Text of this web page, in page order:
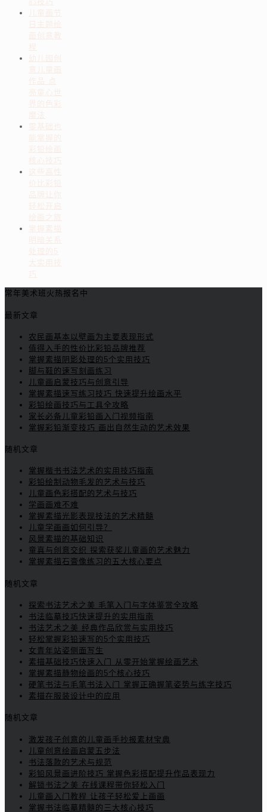
儿童画节
日主题绘
画创意教
程
幼儿园创
意儿童画
作品 点
亮童心世
界的色彩
魔法
零基础也
能掌握的
彩铅绘画
核心技巧
这些高性
价比彩铅
品牌让你
轻松开启
绘画之旅
掌握素描
明暗关系
处理的5
大实用技
巧
常年美术班火热报名中
最新文章
农民画基本以壁画为主要表现形式
值得入手的性价比彩铅品牌推荐
掌握素描阴影处理的5个实用技巧
脚与鞋的速写刻画练习
儿童画启蒙技巧与创意引导
掌握素描速写练习技巧 快速提升绘画水平
彩铅绘画技巧与工具全攻略
家长必备儿童彩铅画入门视频指南
掌握彩铅渐变技巧 画出自然生动的艺术效果
随机文章
掌握楷书书法艺术的实用技巧指南
彩铅绘制动物毛发的艺术与技巧
儿童画色彩搭配的艺术与技巧
学画画难不难
掌握素描光影表现技法的艺术精髓
儿童学画画如何引导？
风景素描的基础知识
童真与创意交织 探索获奖儿童画的艺术魅力
掌握素描石膏像练习的五大核心要点
随机文章
探索书法艺术之美 毛笔入门与字体鉴赏全攻略
书法临摹技巧快速提升的实用指南
书法艺术之美 经典作品欣赏与实用技巧
轻松掌握彩铅速写的5个实用技巧
女青年站姿侧面写生
素描基础技巧快速入门 从零开始掌握绘画艺术
掌握素描静物绘画的5个核心技巧
硬笔书法与毛笔书法入门 掌握正确握笔姿势与练字技巧
素描在服装设计中的应用
随机文章
激发孩子创意的儿童画手抄报素材宝典
儿童创意绘画启蒙五步法
书法落款的艺术与规范
彩铅风景画进阶技巧 掌握色彩搭配提升作品表现力
解锁书法之美 在线课程带你轻松入门
儿童画入门教程 让孩子轻松爱上画画
掌握书法临摹精髓的三大核心技巧